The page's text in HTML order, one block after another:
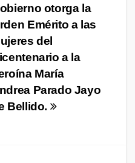
otorga la
Emérito a las
del
a la
María
Parado Jayo
Bellido.